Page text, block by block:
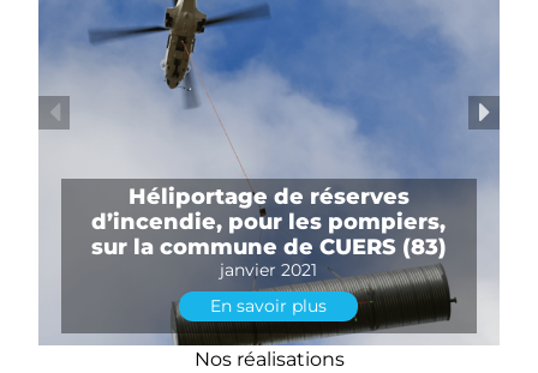
Héliportage de réserves
d’incendie, pour les pompiers,
sur la commune de CUERS (83)
janvier 2021
En savoir plus
Nos réalisations